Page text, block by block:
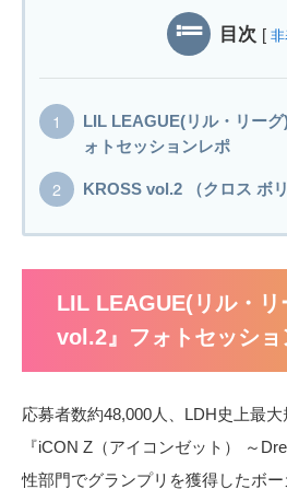
目次 [
LIL LEAGUE(リル・リー
ォトセッションレポ
KROSS vol.2 （クロス ボ
LIL LEAGUE(リル・リ
vol.2』フォトセッショ
応募者数約48,000人、LDH史上最
『iCON Z（アイコンゼット） ～
性部門でグランプリを獲得したボ